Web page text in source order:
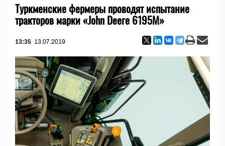
Туркменские фермеры проводят испытание
тракторов марки «John Deere 6195M»
13:35 13.07.2019